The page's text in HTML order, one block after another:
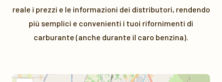
reale i prezzi e le informazioni dei distributori, rendendo
più semplici e convenienti i tuoi rifornimenti di
carburante (anche durante il caro benzina).